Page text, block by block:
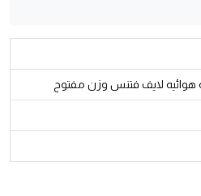
لايف فتنس وزن مفتوح